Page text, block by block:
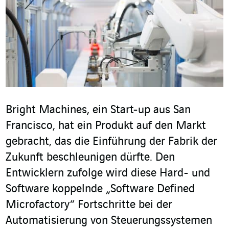
Bright Machines, ein Start-up aus San
Francisco, hat ein Produkt auf den Markt
gebracht, das die Einführung der Fabrik der
Zukunft beschleunigen dürfte. Den
Entwicklern zufolge wird diese Hard- und
Software koppelnde „Software Defined
Microfactory“ Fortschritte bei der
Automatisierung von Steuerungssystemen